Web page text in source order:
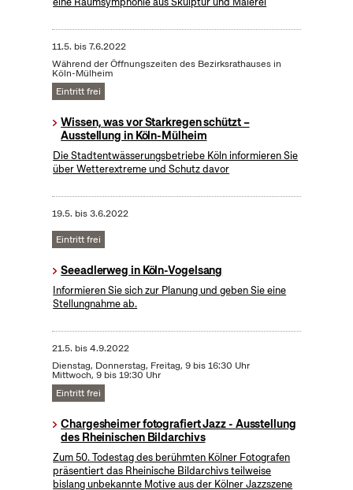
11.5. bis7.6.2022
Während der Öffnungszeiten des Bezirksrathauses in
Köln-Mülheim
Eintritt frei
Wissen, was vor Starkregen schützt –
Ausstellung in Köln-Mülheim
Die Stadtentwässerungsbetriebe Köln informieren Sie
über Wetterextreme und Schutz davor
19.5. bis3.6.2022
Eintritt frei
Seeadlerweg in Köln-Vogelsang
Informieren Sie sich zur Planung und geben Sie eine
Stellungnahme ab.
21.5. bis4.9.2022
Dienstag, Donnerstag, Freitag, 9 bis 16:30 Uhr
Mittwoch, 9 bis 19:30 Uhr
Eintritt frei
Chargesheimer fotografiert Jazz - Ausstellung
des Rheinischen Bildarchivs
Zum 50. Todestag des berühmten Kölner Fotografen
präsentiert das Rheinische Bildarchivs teilweise
bislang unbekannte Motive aus der Kölner Jazzszene